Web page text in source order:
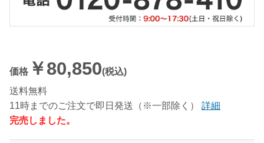
価格 ￥80,850(税込)
送料無料
11時までのご注文で即日発送（※一部除く）
詳細
完売しました。